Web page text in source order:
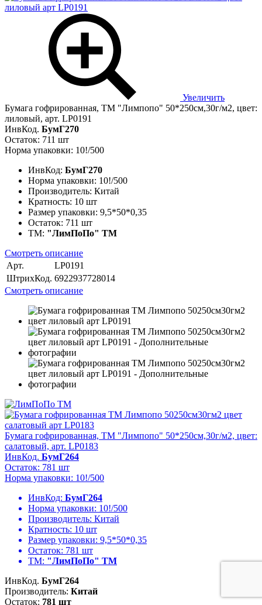
Увеличить
Бумага гофрированная, ТМ "Лимпопо" 50*250см,30г/м2, цвет:
лиловый, арт. LP0191
ИнвКод. БумГ270
Остаток: 711 шт
Норма упаковки: 10!/500
ИнвКод: БумГ270
Норма упаковки: 10!/500
Производитель: Китай
Кратность: 10 шт
Размер упаковки: 9,5*50*0,35
Остаток: 711 шт
ТМ: "ЛимПоПо" ТМ
Смотреть описание
Арт.
LP0191
ШтрихКод. 6922937728014
Смотреть описание
Бумага гофрированная, ТМ "Лимпопо" 50*250см,30г/м2, цвет:
салатовый, арт. LP0183
ИнвКод. БумГ264
Остаток: 781 шт
Норма упаковки: 10!/500
ИнвКод: БумГ264
Норма упаковки: 10!/500
Производитель: Китай
Кратность: 10 шт
Размер упаковки: 9,5*50*0,35
Остаток: 781 шт
ТМ: "ЛимПоПо" ТМ
ИнвКод. БумГ264
Производитель: Китай
Остаток: 781 шт